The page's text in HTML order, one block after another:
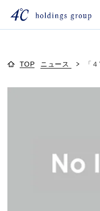
TOP ニュース 「